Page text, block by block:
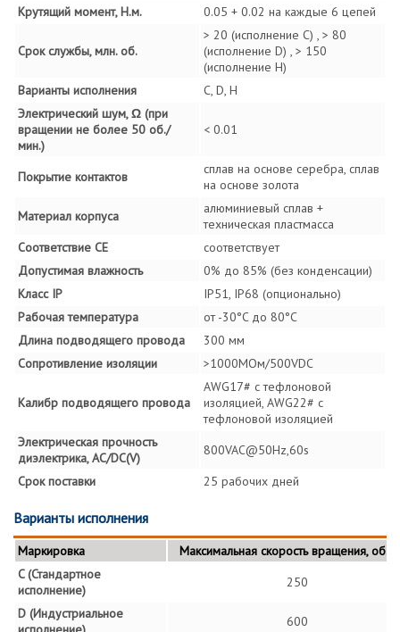
Крутящий момент, Н.м.
0.05 + 0.02 на каждые 6 цепей
Срок службы, млн. об.
> 20 (исполнение C) , > 80
(исполнение D) , > 150
(исполнение H)
Варианты исполнения
C, D, H
Электрический шум, Ω (при
вращении не более 50 об./
мин.)
< 0.01
Покрытие контактов
сплав на основе серебра, сплав
на основе золота
Материал корпуса
алюминиевый сплав +
техническая пластмасса
Соответствие СЕ
соответствует
Допустимая влажность
0% до 85% (без конденсации)
Класс IP
IP51, IP68 (опционально)
Рабочая температура
от -30°C до 80°C
Длина подводящего провода
300 мм
Сопротивление изоляции
>1000MОм/500VDC
Калибр подводящего провода
AWG17# с тефлоновой
изоляцией, AWG22# с
тефлоновой изоляцией
Электрическая прочность
диэлектрика, AC/DC(V)
800VAC@50Hz,60s
Срок поставки
25 рабочих дней
Варианты исполнения
Маркировка
Максимальная скорость вращения, об./
C (Стандартное
исполнение)
250
D (Индустриальное
600